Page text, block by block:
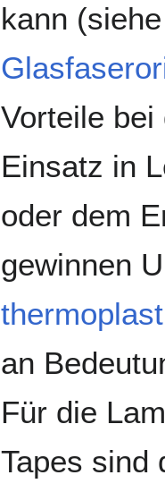
kann
Vorteile bei
Einsatz in
oder dem
gewinnen
an
Für die
Tapes sind